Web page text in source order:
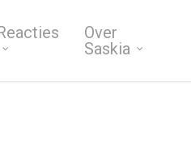
Over
Saskia